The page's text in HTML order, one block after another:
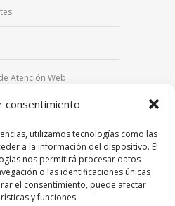
consentimiento
utilizamos tecnologías como las
a la información del dispositivo. El
nos permitirá procesar datos
o las identificaciones únicas
el consentimiento, puede afectar
y funciones.
Atención Web